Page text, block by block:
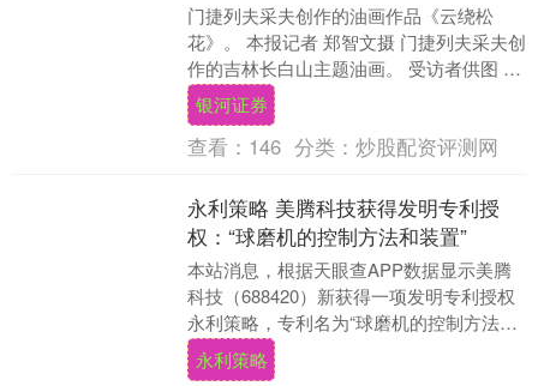
门捷列夫采夫创作的油画作品《云绕松
花》。 本报记者 郑智文摄 门捷列夫采夫创
作的吉林长白山主题油画。 受访者供图 路
易斯创作的有关河南丰收场景的油画。 受
访者供....
银河证券
查看： 146 分类： 炒股配资评测网
永利策略 美腾科技获得发明专利授
权：“球磨机的控制方法和装置”
本站消息，根据天眼查APP数据显示美腾
科技（688420）新获得一项发明专利授权
永利策略，专利名为“球磨机的控制方法和
装置”，专利申请号为CN202310372....
永利策略